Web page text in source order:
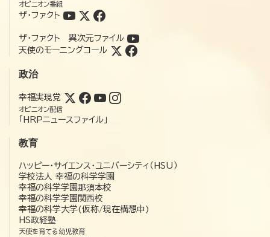
オピニオン番組
ザ・ファクト
ザ・ファクト 異次元ファイル
天使のモーニングコール
政治
幸福実現党
オピニオン配信
「HRPニュースファイル」
教育
ハッピー・サイエンス・ユニバーシティ（HSU）
学校法人 幸福の科学学園
幸福の科学学園那須本校
幸福の科学学園関西校
幸福の科学大学(仮称/現在構想中)
HS政経塾
天使を育てる幼児教育